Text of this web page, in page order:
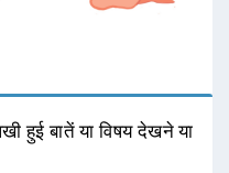
हुई बातें या विषय देखने या